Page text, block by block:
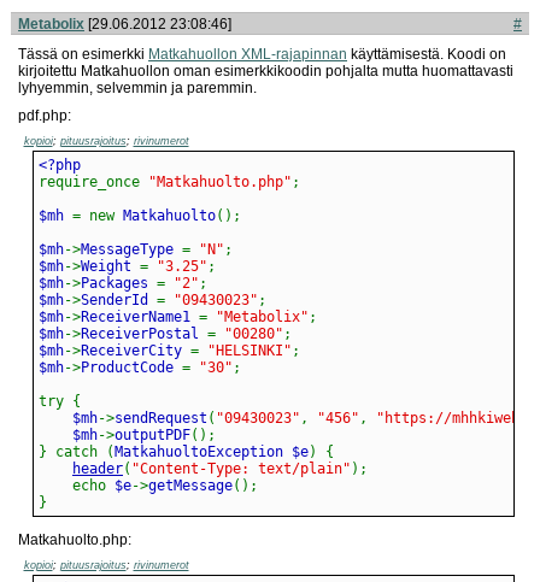
Metabolix [29.06.2012 23:08:46]
#
Tässä on esimerkki Matkahuollon XML-rajapinnan käyttämisestä. Koodi on
kirjoitettu Matkahuollon oman esimerkkikoodin pohjalta mutta huomattavasti
lyhyemmin, selvemmin ja paremmin.
pdf.php:
kopioi; pituusrajoitus ; rivinumerot
require_once
"Matkahuolto.php" ;
$mh = new Matkahuolto( ) ;
$mh->MessageType = "N" ;
$mh->Weight = "3.25" ;
$mh->Packages = "2" ;
$mh->SenderId = "09430023" ;
$mh->ReceiverName1 = "Metabolix" ;
$mh->ReceiverPostal = "00280" ;
$mh->ReceiverCity = "HELSINKI" ;
$mh->ProductCode = "30" ;
try {
	$mh
->sendRequest ( "09430023" , "456" ,
"https://
	$mh
->outputPDF( ) ;
}
catch (MatkahuoltoException $e)
{
header( "Content-Type: text/plain" ) ;
echo $e->getMessage( ) ;
}
Matkahuolto.php:
kopioi; pituusrajoitus ; rivinumerot